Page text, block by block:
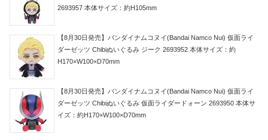
2693957 本体サイズ：約H105mm
【8月30日発売】バンダイナムコヌイ(Bandai Namco Nui) 仮面ライ
ダーゼッツ Chibiぬいぐるみ ジーク 2693952 本体サイズ：約
H170×W100×D70mm
【8月30日発売】バンダイナムコヌイ(Bandai Namco Nui) 仮面ライ
ダーゼッツ Chibiぬいぐるみ 仮面ライダードォーン 2693950 本体サ
イズ：約H170×W100×D70mm